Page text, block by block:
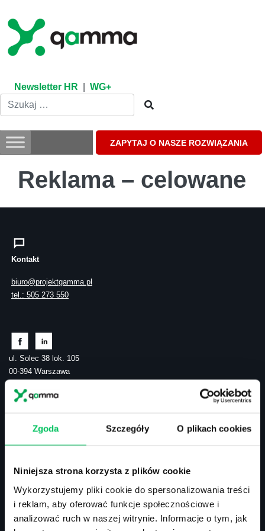
Zgoda Szczegóły O plikach cookies
Niniejsza strona korzysta z plików cookie
Wykorzystujemy pliki cookie do spersonalizowania treści
i reklam, aby oferować funkcje społecznościowe i
analizować ruch w naszej witrynie. Informacje o tym, jak
content
Newsletter HR WG+
ZAPYTAJ O NASZE ROZWIĄZANIA
Reklama – celowane
Kontakt
biuro@projektgamma.pl
tel.: 505 273 550
ul. Solec 38 lok. 105
00-394 Warszawa
Szkolenia zamknięte
Szkolenia – efektywność osobista
Szkolenia HR
Szkolenia – kompetencje przyszłości
Szkolenia – administracja publiczna